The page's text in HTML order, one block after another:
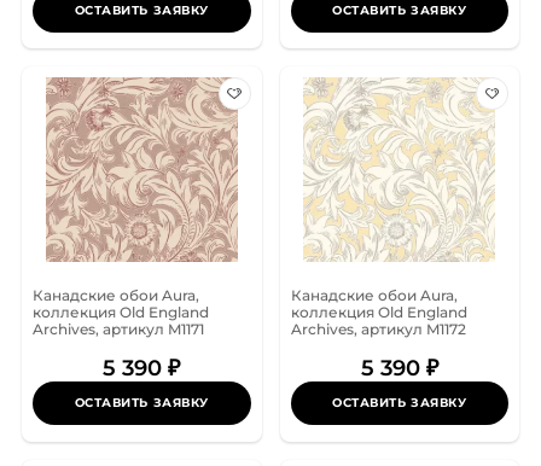
ОСТАВИТЬ ЗАЯВКУ ОСТАВИТЬ ЗАЯВКУ
Канадские обои Aura,
коллекция Old England
Archives, артикул M1171
5 390 ₽
ОСТАВИТЬ ЗАЯВКУ
Канадские обои Aura,
коллекция Old England
Archives, артикул M1172
5 390 ₽
ОСТАВИТЬ ЗАЯВКУ